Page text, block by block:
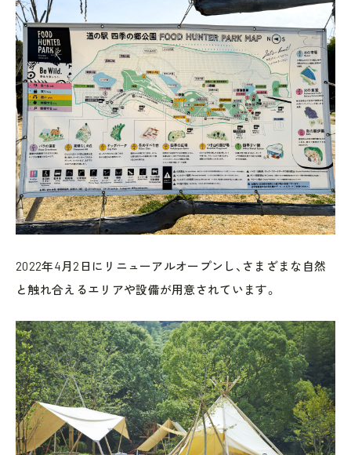
2022年4月2日にリニューアルオープンし、さまざまな自然
と触れ合えるエリアや設備が用意されています。